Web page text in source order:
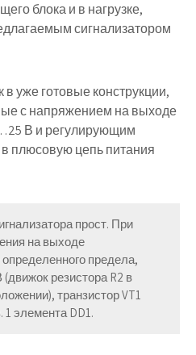
блока и в нагрузке,
сигнализатором
в уже готовые конструкции,
с напряжением на выходе
В и регулирующим
плюсовую цепь питания
прост. При
на выходе
предела,
резистора R2 в
транзистор VT1
элемента DD1.